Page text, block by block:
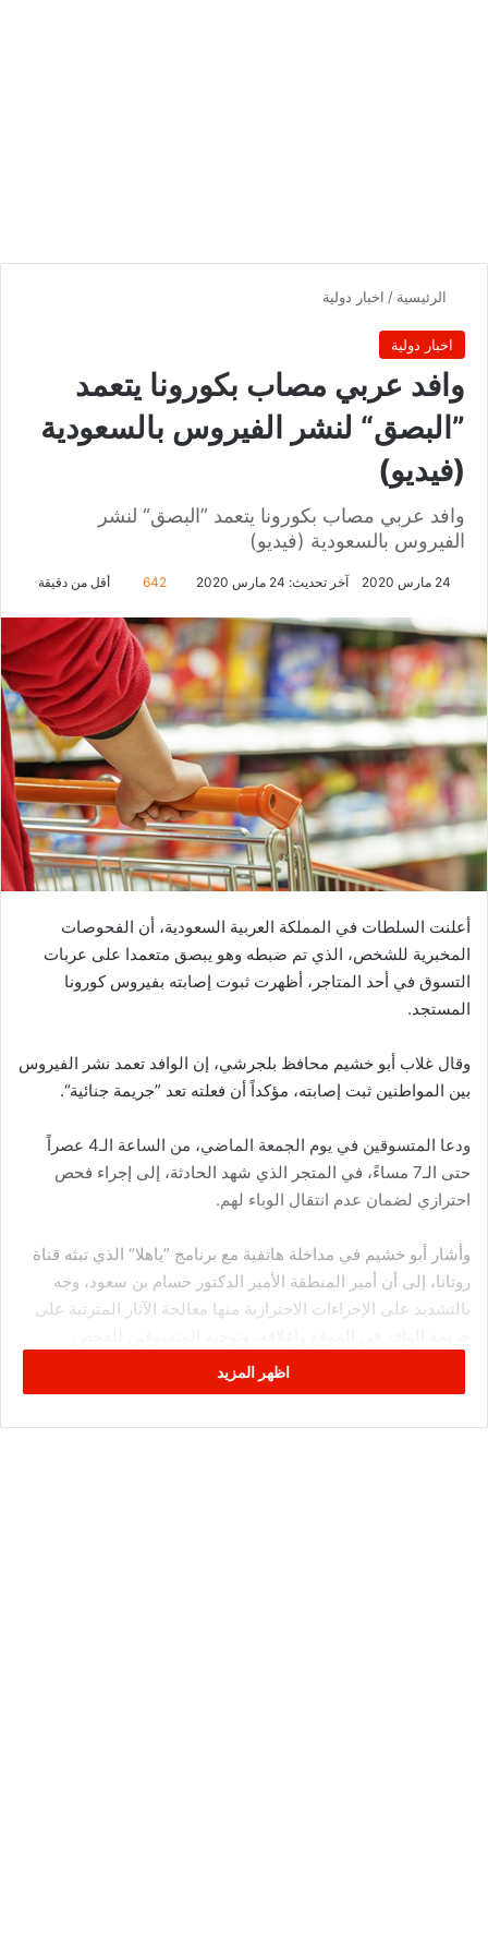
الرئيسية / اخبار دولية
اخبار دولية
وافد عربي مصاب بكورونا يتعمد
”البصق“ لنشر الفيروس بالسعودية
(فيديو)
وافد عربي مصاب بكورونا يتعمد ”البصق“ لنشر
الفيروس بالسعودية (فيديو)
24 مارس 2020 آخر تحديث: 24 مارس 2020 642 أقل من دقيقة
أعلنت السلطات في المملكة العربية السعودية، أن الفحوصات
المخبرية للشخص، الذي تم ضبطه وهو يبصق متعمدا على عربات
التسوق في أحد المتاجر، أظهرت ثبوت إصابته بفيروس كورونا
المستجد.
وقال غلاب أبو خشيم محافظ بلجرشي، إن الوافد تعمد نشر الفيروس
بين المواطنين ثبت إصابته، مؤكداً أن فعلته تعد ”جريمة جنائية“.
ودعا المتسوقين في يوم الجمعة الماضي، من الساعة الـ4 عصراً
حتى الـ7 مساءً، في المتجر الذي شهد الحادثة، إلى إجراء فحص
احترازي لضمان عدم انتقال الوباء لهم.
وأشار أبو خشيم في مداخلة هاتفية مع برنامج ”ياهلا“ الذي تبثه قناة
روتانا، إلى أن أمير المنطقة الأمير الدكتور حسام بن سعود، وجه
بالتشديد على الإجراءات الاحترازية منها معالجة الآثار المترتبة على
اظهر المزيد